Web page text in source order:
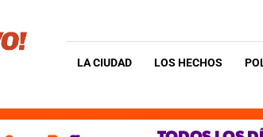
LA CIUDAD LOS HECHOS